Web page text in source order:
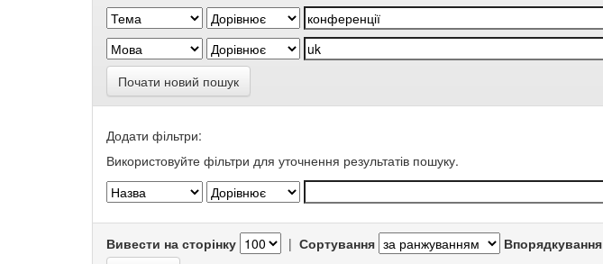
Почати новий пошук
Додати фільтри:
Використовуйте фільтри для уточнення результатів пошуку.
Вивести на сторінку | Сортування Впорядкування